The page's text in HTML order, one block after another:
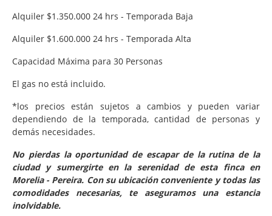
Alquiler $1.350.000 24 hrs - Temporada Baja
Alquiler $1.600.000 24 hrs - Temporada Alta
Capacidad Máxima para 30 Personas
El gas no está incluido.
*los precios están sujetos a cambios y pueden variar
dependiendo de la temporada, cantidad de personas y
demás necesidades.
No pierdas la oportunidad de escapar de la rutina de la
ciudad y sumergirte en la serenidad de esta finca en
Morelia - Pereira. Con su ubicación conveniente y todas las
comodidades necesarias, te aseguramos una estancia
inolvidable.